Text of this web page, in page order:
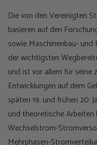
Die von den Vereinigten
basieren auf den
sowie Maschinenbau-
der wichtigsten
und ist vor allem für seine
Entwicklungen auf dem
späten 19. und frühen 20.
und theoretische
Wechselstrom-
Mehrphasen-